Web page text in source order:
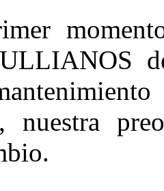
nuestra